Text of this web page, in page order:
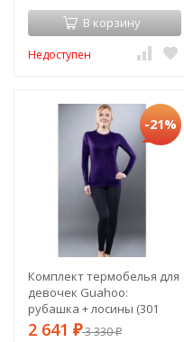
В корзину
Недоступен
-21%
Комплект термобелья для
девочек Guahoo:
рубашка + лосины (301
S/VT / 301 P/BK) (2XS)
2 641 ₽3 330₽